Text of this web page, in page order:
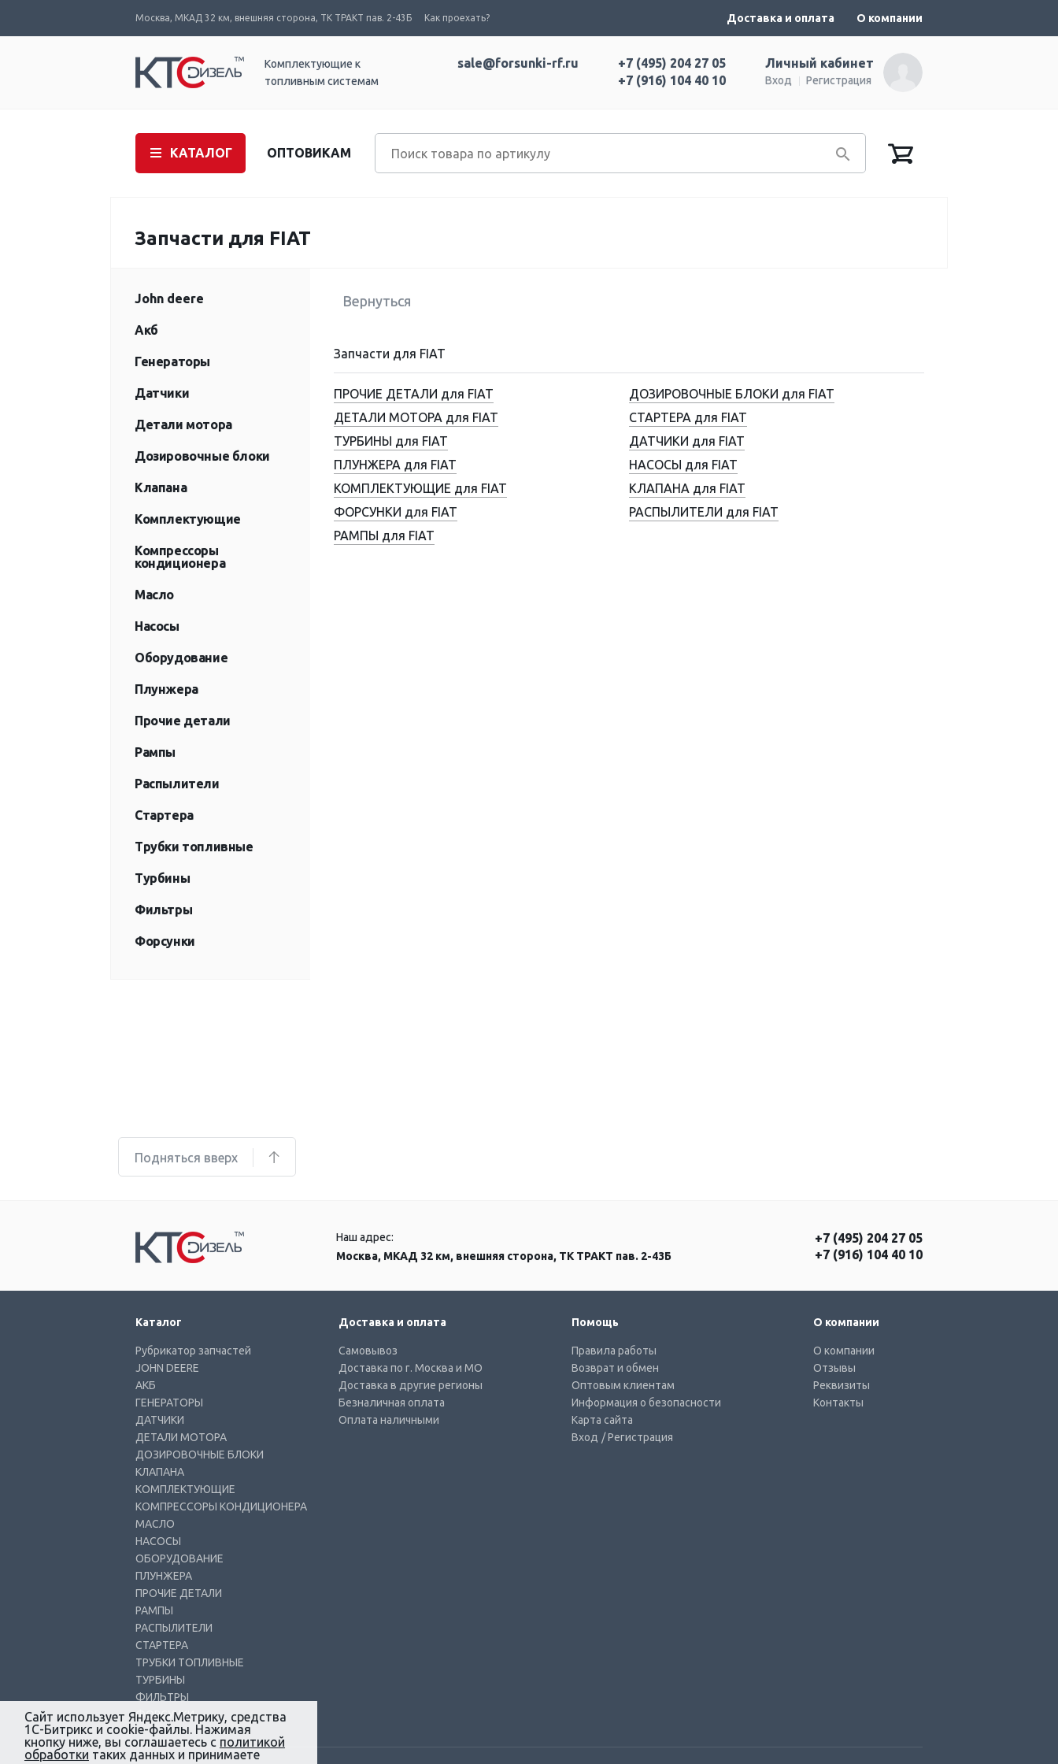
Москва, МКАД 32 км, внешняя сторона, ТК ТРАКТ пав. 2-43Б Как проехать? Доставка и оплата О компании
Комплектующие к
топливным системам
Личный кабинет
Вход Регистрация
+7 (495) 204 27 05
+7 (916) 104 40 10
sale@forsunki-rf.ru
КАТАЛОГ ОПТОВИКАМ
Запчасти для FIAT
John deere
Акб
Генераторы
Датчики
Детали мотора
Дозировочные блоки
Клапана
Комплектующие
Компрессоры
кондиционера
Масло
Насосы
Оборудование
Плунжера
Прочие детали
Рампы
Распылители
Стартера
Трубки топливные
Турбины
Фильтры
Форсунки
Подняться вверх
Вернуться
Запчасти для FIAT
ПРОЧИЕ ДЕТАЛИ для FIAT
ДОЗИРОВОЧНЫЕ БЛОКИ для FIAT
ДЕТАЛИ МОТОРА для FIAT
СТАРТЕРА для FIAT
ТУРБИНЫ для FIAT
ДАТЧИКИ для FIAT
ПЛУНЖЕРА для FIAT
НАСОСЫ для FIAT
КОМПЛЕКТУЮЩИЕ для FIAT
КЛАПАНА для FIAT
ФОРСУНКИ для FIAT
РАСПЫЛИТЕЛИ для FIAT
РАМПЫ для FIAT
Наш адрес:
Москва, МКАД 32 км, внешняя сторона, ТК ТРАКТ пав. 2-43Б
+7 (495) 204 27 05
+7 (916) 104 40 10
Каталог
Рубрикатор запчастей
JOHN DEERE
АКБ
ГЕНЕРАТОРЫ
ДАТЧИКИ
ДЕТАЛИ МОТОРА
ДОЗИРОВОЧНЫЕ БЛОКИ
КЛАПАНА
КОМПЛЕКТУЮЩИЕ
КОМПРЕССОРЫ КОНДИЦИОНЕРА
МАСЛО
НАСОСЫ
ОБОРУДОВАНИЕ
ПЛУНЖЕРА
ПРОЧИЕ ДЕТАЛИ
РАМПЫ
РАСПЫЛИТЕЛИ
СТАРТЕРА
ТРУБКИ ТОПЛИВНЫЕ
ТУРБИНЫ
ФИЛЬТРЫ
ФОРСУНКИ
Доставка и оплата
Самовывоз
Доставка по г. Москва и МО
Доставка в другие регионы
Безналичная оплата
Оплата наличными
Помощь
Правила работы
Возврат и обмен
Оптовым клиентам
Информация о безопасности
Карта сайта
Вход / Регистрация
О компании
О компании
Отзывы
Реквизиты
Контакты
Сайт использует Яндекс.Метрику, средства
1С-Битрикс и cookie-файлы. Нажимая
кнопку ниже, вы соглашаетесь с политикой
обработки таких данных и принимаете